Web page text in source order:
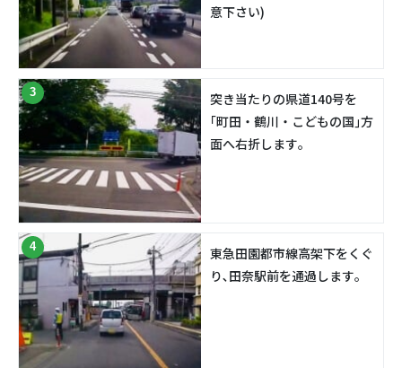
意下さい)
3
突き当たりの県道140号を
｢町田・鶴川・こどもの国｣方
面へ右折します｡
4
東急田園都市線高架下をくぐ
り､田奈駅前を通過します｡